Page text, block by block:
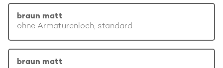
braun matt
ohne Armaturenloch, standard
braun matt